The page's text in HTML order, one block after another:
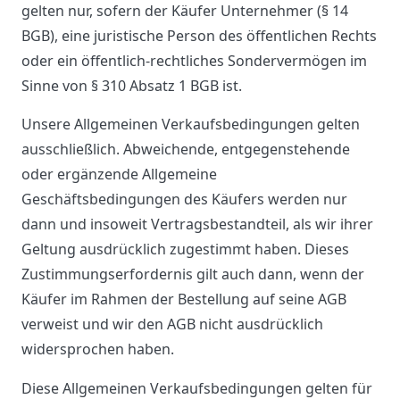
gelten nur, sofern der Käufer Unternehmer (§ 14
BGB), eine juristische Person des öffentlichen Rechts
oder ein öffentlich-rechtliches Sondervermögen im
Sinne von § 310 Absatz 1 BGB ist.
Unsere Allgemeinen Verkaufsbedingungen gelten
ausschließlich. Abweichende, entgegenstehende
oder ergänzende Allgemeine
Geschäftsbedingungen des Käufers werden nur
dann und insoweit Vertragsbestandteil, als wir ihrer
Geltung ausdrücklich zugestimmt haben. Dieses
Zustimmungserfordernis gilt auch dann, wenn der
Käufer im Rahmen der Bestellung auf seine AGB
verweist und wir den AGB nicht ausdrücklich
widersprochen haben.
Diese Allgemeinen Verkaufsbedingungen gelten für